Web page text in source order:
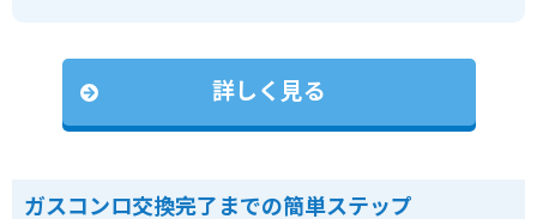
詳しく見る
ガスコンロ交換完了までの簡単ステップ